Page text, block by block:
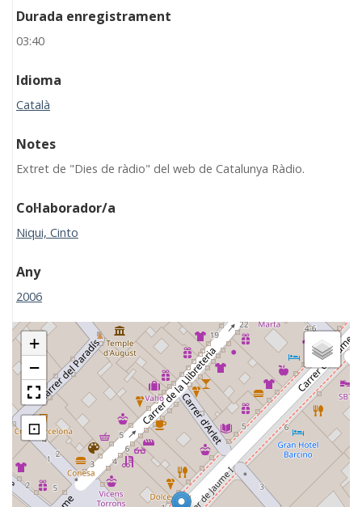
Durada enregistrament
03:40
Idioma
Català
Notes
Extret de "Dies de ràdio" del web de Catalunya Ràdio.
Col·laborador/a
Niqui, Cinto
Any
2006
+
−
⊡